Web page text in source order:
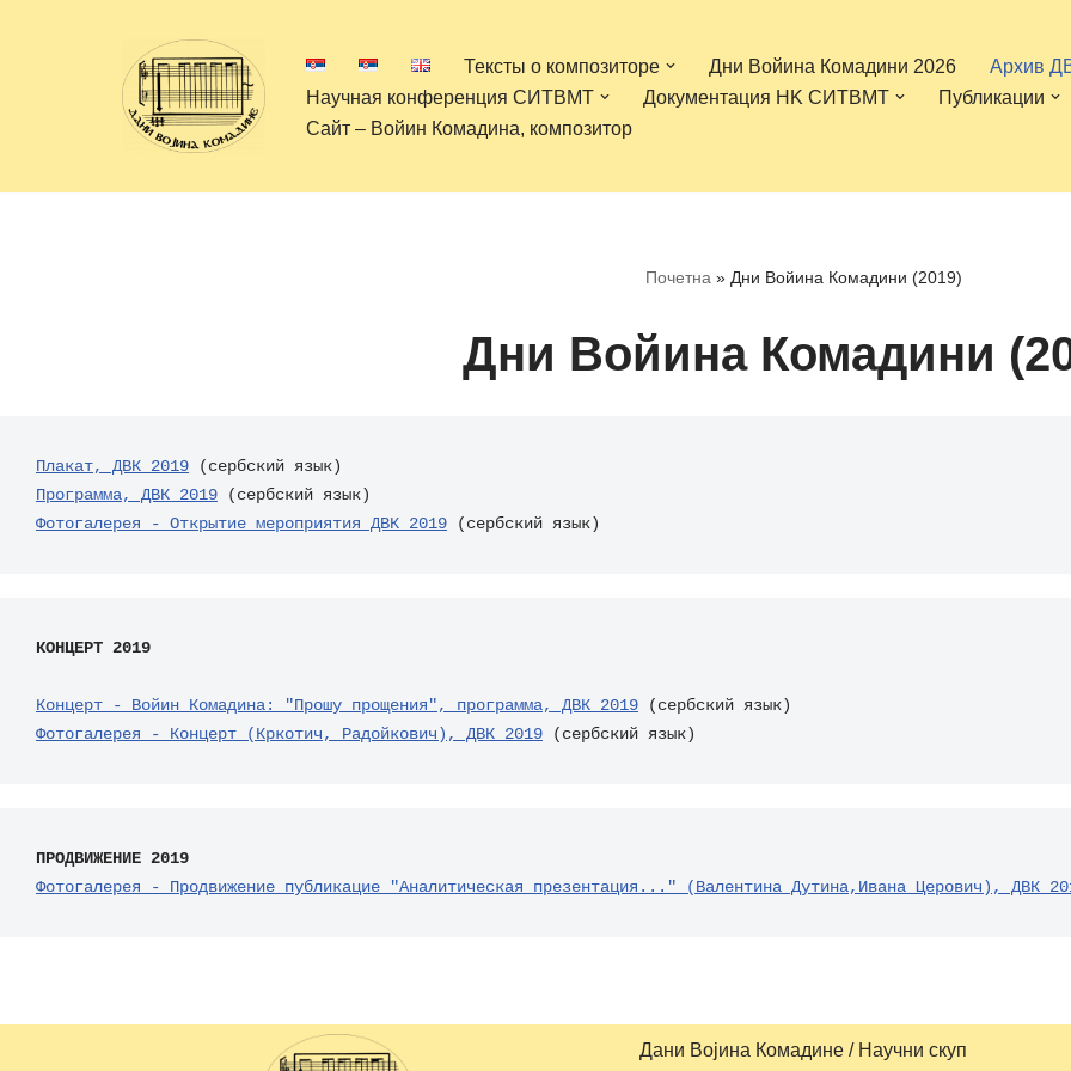
содержимому
Тексты о композиторе Дни Войина Комадини 2026
Архив
Научная конференция СИТВМТ
Документация НK СИТВМТ
Публикации
Сайт – Войин Комадинa, композитор
Почетна » Дни Войинa Комадини (2019)
Дни Войинa Комадини
Плакат, ДВК 2019
Программа, ДВК 2019
Фотогалерея - Открытие мероприятия ДВК 2019 (сербский язык)
КОНЦЕРТ 2019
Концерт - Войин Комадина: "Прошу прощения", программа, ДВК 2019
Фотогалерея - Концерт (Кркотич, Радойкович), ДВК 2019 (сербский язык)
ПРОДВИЖЕНИЕ 2019
Фотогалерея - Продвижение публикацие "Аналитическая презентация..." (Валентина Дутина,Ивана Церович), ДВК
Дани Војина Комадине / Научни скуп